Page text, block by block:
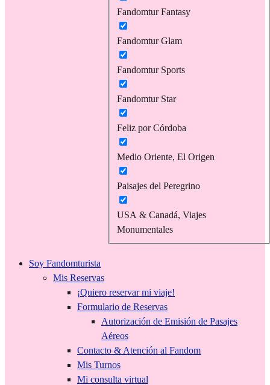
Fandomtur Fantasy
Fandomtur Glam
Fandomtur Sports
Fandomtur Star
Feliz por Córdoba
Medio Oriente, El Origen
Paisajes del Peregrino
USA & Canadá, Viajes
Monumentales
Soy Fandomturista
Mis Reservas
¡Quiero reservar mi viaje!
Formulario de Reservas
Autorización de Emisión de Pasajes
Aéreos
Contacto & Atención al Fandom
Mis Turnos
Mi consulta virtual